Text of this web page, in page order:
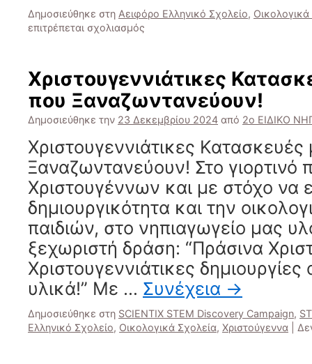
Δημοσιεύθηκε στη Αειφόρο Ελληνικό Σχολείο,
επιτρέπεται σχολιασμός
2024
Χριστουγεννιάτικες
που Ξαναζωντανεύουν!
Δημοσιεύθηκε την 23 Δεκεμβρίου 2024 από 2ο ΕΙΔΙΚΟ
Χριστουγεννιάτικες
Ξαναζωντανεύουν! Στο γιορτινό
Χριστουγέννων και με στόχο να
δημιουργικότητα και την
παιδιών, στο νηπιαγωγείο μας
ξεχωριστή δράση: “Πράσινα
Χριστουγεννιάτικες
υλικά!” Με … Συνέχεια →
Δημοσιεύθηκε στη SCIENTIX STEM Discovery Campaign,
Ελληνικό Σχολείο, Οικολογικά Σχολεία, Χριστούγεννα